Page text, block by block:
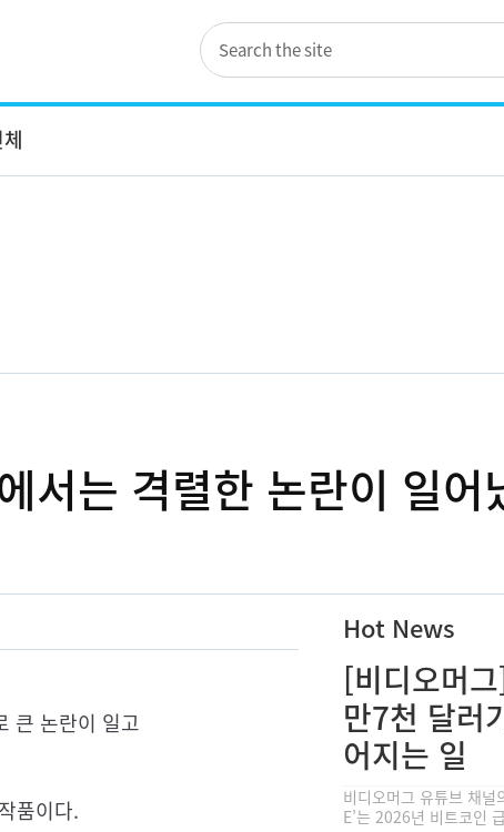
서는 격렬한 논란이 일어
큰 논란이 일고
품이다.
Hot News
[비디오머
만7천 달러
어지는 일
비디오머그 유튜브 채널
E’는 2026년 비트코인